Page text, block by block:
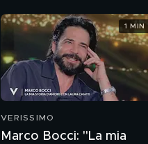
VERISSIMO
Marco Bocci: "La mia
1 MIN